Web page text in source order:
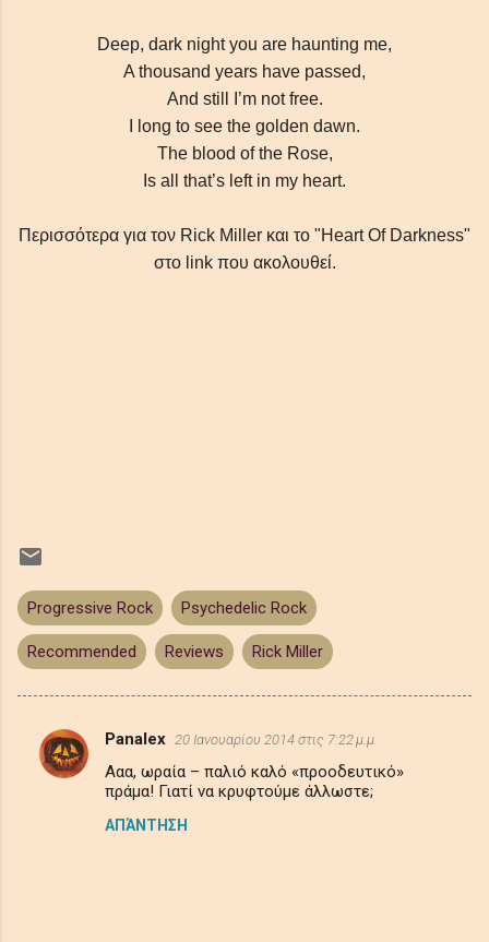
Deep, dark night you are haunting me,
A thousand years have passed,
And still I’m not free.
I long to see the golden dawn.
The blood of the Rose,
Is all that’s left in my heart.
Περισσότερα για τον Rick Miller και το "Heart Of Darkness"
στο link που ακολουθεί.
Progressive Rock Psychedelic Rock
Recommended Reviews Rick Miller
Σ
Panalex 20 Ιανουαρίου 2014 στις 7:22 μ.μ.
Ααα, ωραία – παλιό καλό «προοδευτικό»
πράμα! Γιατί να κρυφτούμε άλλωστε;
ΑΠΆΝΤΗΣΗ